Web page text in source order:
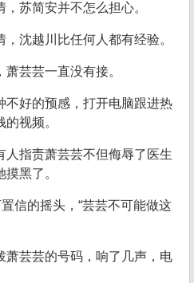
苏简安并不怎么担心。
沈越川比任何人都有经验。
芸芸一直没有接。
不好的预感，打开电脑跟进热
视频。
人指责萧芸芸不但侮辱了医生
黑了。
信的摇头，“芸芸不可能做这
萧芸芸的号码，响了几声，电